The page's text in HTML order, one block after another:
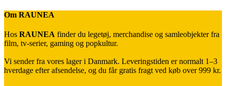
Om RAUNEA
Hos RAUNEA finder du legetøj, merchandise og samleobjekter fra
film, tv-serier, gaming og popkultur.
Vi sender fra vores lager i Danmark. Leveringstiden er normalt 1–3
hverdage efter afsendelse, og du får gratis fragt ved køb over 999 kr.